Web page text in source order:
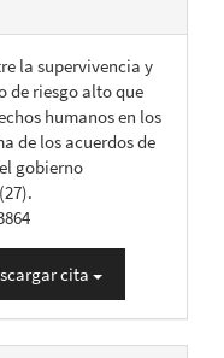
la supervivencia y
de riesgo alto que
humanos en los
de los acuerdos de
gobierno
(27).
cita